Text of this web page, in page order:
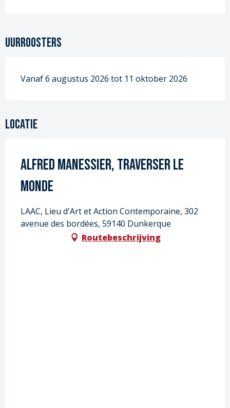
Uurroosters
Vanaf 6 augustus 2026 tot 11 oktober 2026
Locatie
Alfred Manessier, traverser le
monde
LAAC, Lieu d'Art et Action Contemporaine, 302
avenue des bordées, 59140 Dunkerque
Routebeschrijving